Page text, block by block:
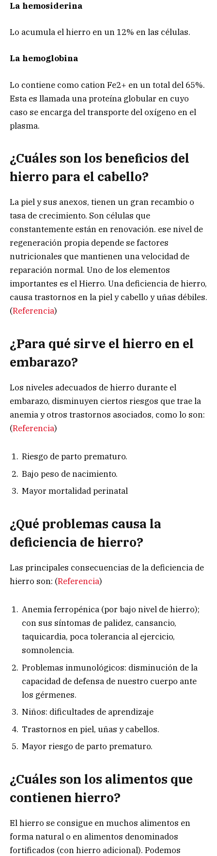
La hemosiderina
Lo acumula el hierro en un 12% en las células.
La hemoglobina
Lo contiene como cation Fe2+ en un total del 65%.
Esta es llamada una proteína globular en cuyo
caso se encarga del transporte del oxígeno en el
plasma.
¿Cuáles son los beneficios del
hierro para el cabello?
La piel y sus anexos, tienen un gran recambio o
tasa de crecimiento. Son células que
constantemente están en renovación. ese nivel de
regeneración propia depende se factores
nutricionales que mantienen una velocidad de
reparación normal. Uno de los elementos
importantes es el Hierro. Una deficiencia de hierro,
causa trastornos en la piel y cabello y uñas débiles.
(Referencia)
¿Para qué sirve el hierro en el
embarazo?
Los niveles adecuados de hierro durante el
embarazo, disminuyen ciertos riesgos que trae la
anemia y otros trastornos asociados, como lo son:
(Referencia)
Riesgo de parto prematuro.
Bajo peso de nacimiento.
Mayor mortalidad perinatal
¿Qué problemas causa la
deficiencia de hierro?
Las principales consecuencias de la deficiencia de
hierro son: (Referencia)
Anemia ferropénica (por bajo nivel de hierro);
con sus síntomas de palidez, cansancio,
taquicardia, poca tolerancia al ejercicio,
somnolencia.
Problemas inmunológicos: disminución de la
capacidad de defensa de nuestro cuerpo ante
los gérmenes.
Niños: dificultades de aprendizaje
Trastornos en piel, uñas y cabellos.
Mayor riesgo de parto prematuro.
¿Cuáles son los alimentos que
contienen hierro?
El hierro se consigue en muchos alimentos en
forma natural o en alimentos denominados
fortificados (con hierro adicional). Podemos